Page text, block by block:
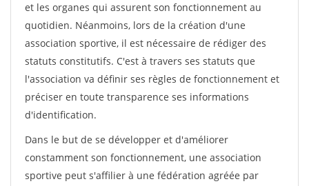
et les organes qui assurent son fonctionnement au
quotidien. Néanmoins, lors de la création d'une
association sportive, il est nécessaire de rédiger des
statuts constitutifs. C'est à travers ses statuts que
l'association va définir ses règles de fonctionnement et
préciser en toute transparence ses informations
d'identification.
Dans le but de se développer et d'améliorer
constamment son fonctionnement, une association
sportive peut s'affilier à une fédération agréée par